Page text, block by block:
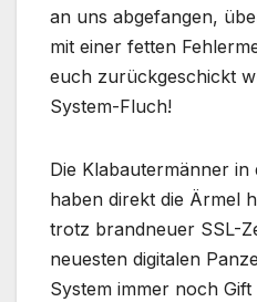
an uns abgefangen,
mit einer fetten
euch zurückgeschickt
System-Fluch!
Die Klabautermänner in
haben direkt die Ärmel
trotz brandneuer SSL-
neuesten digitalen
System immer noch